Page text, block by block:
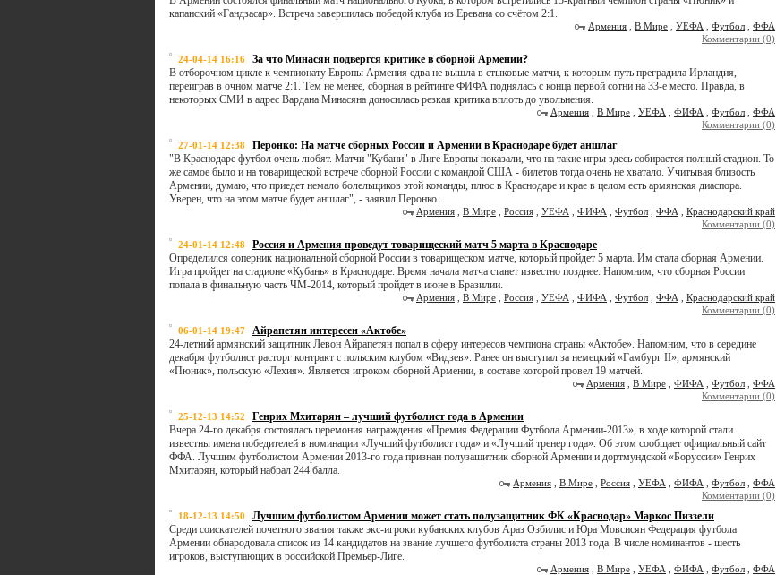
капанский «Гандзасар». Встреча завершилась победой клуба из Еревана со счётом 2:1.
Армения В Мире УЕФА Футбол
ФФА
Комментарии (0)
24-04-14 16:16
За что Минасян подвергся критике в сборной Армении?
В отборочном цикле к чемпионату Европы Армения едва не вышла в стыковые матчи, к которым путь преградила Ирландия,
переиграв в очном матче 2:1. Тем не менее, сборная в рейтинге ФИФА поднялась с конца первой сотни на 33-е место. Правда, в
некоторых СМИ в адрес Вардана Минасяна доносилась резкая критика вплоть до увольнения.
Армения В Мире УЕФА ФИФА Футбол
ФФА
Комментарии (0)
27-01-14 12:38
Перонко: На матче сборных России и Армении в Краснодаре будет аншлаг
"В Краснодаре футбол очень любят. Матчи "Кубани" в Лиге Европы показали, что на такие игры здесь собирается полный стадион. То
же самое было и на товарищеской встрече сборной России с командой США - билетов тогда очень не хватало. Учитывая близость
Армении, думаю, что приедет немало болельщиков этой команды, плюс в Краснодаре и крае в целом есть армянская диаспора.
Уверен, что на этом матче будет аншлаг", - заявил Перонко.
Армения В Мире Россия УЕФА ФИФА Футбол ФФА
Краснодарский край
Комментарии (0)
24-01-14 12:48
Россия и Армения проведут товарищеский матч 5 марта в Краснодаре
Определился соперник национальной сборной России в товарищеском матче, который пройдет 5 марта. Им стала сборная Армении.
Игра пройдет на стадионе «Кубань» в Краснодаре. Время начала матча станет известно позднее. Напомним, что сборная России
попала в финальную часть ЧМ-2014, который пройдет в июне в Бразилии.
Армения В Мире Россия УЕФА ФИФА Футбол ФФА
Краснодарский край
Комментарии (0)
06-01-14 19:47
Айрапетян интересен «Актобе»
24-летний армянский защитник Левон Айрапетян попал в сферу интересов чемпиона страны «Актобе». Напомним, что в середине
декабря футболист расторг контракт с польским клубом «Видзев». Ранее он выступал за немецкий «Гамбург II», армянский
«Пюник», польскую «Лехия». Является игроком сборной Армении, в составе которой провел 19 матчей.
Армения В Мире ФИФА Футбол
ФФА
Комментарии (0)
25-12-13 14:52
Генрих Мхитарян – лучший футболист года в Армении
Вчера 24-го декабря состоялась церемония награждения «Премия Федерации Футбола Армении-2013», в ходе которой стали
известны имена победителей в номинации «Лучший футболист года» и «Лучший тренер года». Об этом сообщает официальный сайт
ФФА. Лучшим футболистом Армении 2013-го года признан полузащитник сборной Армении и дортмундской «Боруссии» Генрих
Мхитарян, который набрал 244 балла.
Армения В Мире Россия УЕФА ФИФА Футбол
ФФА
Комментарии (0)
18-12-13 14:50
Лучшим футболистом Армении может стать полузащитник ФК «Краснодар» Маркос Пиззели
Среди соискателей почетного звания также экс-игроки кубанских клубов Араз Озбилис и Юра Мовсисян Федерация футбола
Армении обнародовала список из 14 кандидатов на звание лучшего футболиста страны 2013 года. В числе номинантов - шесть
игроков, выступающих в российской Премьер-Лиге.
Армения В Мире УЕФА ФИФА Футбол
ФФА